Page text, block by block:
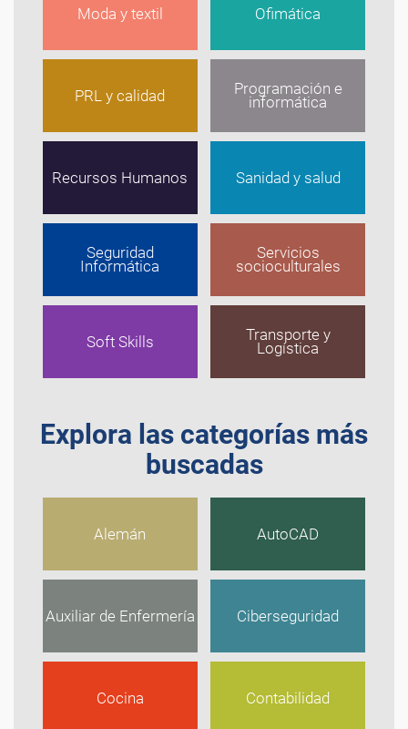
Moda y textil Ofimática
PRL y calidad Programación e
informática
Recursos Humanos Sanidad y salud
Seguridad
Informática
Servicios
socioculturales
Soft Skills Transporte y
Logística
Explora las categorías más
buscadas
Alemán AutoCAD
Auxiliar de Enfermería Ciberseguridad
Cocina Contabilidad